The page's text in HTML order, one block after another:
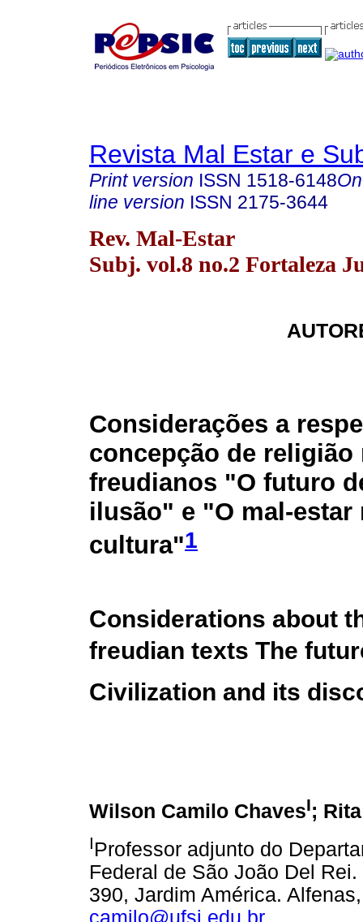
Revista Mal Estar e
Print version ISSN 1518-6148
line version ISSN 2175-3644
Rev. Mal-Estar
Subj. vol.8 no.2 Fortaleza
Considerações a
concepção de religião
freudianos "O futuro
ilusão" e "O mal-estar
cultura"1
Considerations about
freudian texts The
Civilization and its
Wilson Camilo ChavesI;
IProfessor adjunto do
Federal de São João Del
390, Jardim América.
camilo@ufsj.edu.br